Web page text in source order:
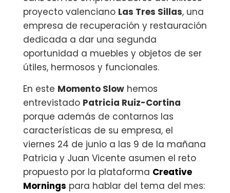
proyecto valenciano Las Tres Sillas, una
empresa de recuperación y restauración
dedicada a dar una segunda
oportunidad a muebles y objetos de ser
útiles, hermosos y funcionales.
En este Momento Slow hemos
entrevistado Patricia Ruiz-Cortina
porque además de contarnos las
características de su empresa, el
viernes 24 de junio a las 9 de la mañana
Patricia y Juan Vicente asumen el reto
propuesto por la plataforma Creative
Mornings para hablar del tema del mes: